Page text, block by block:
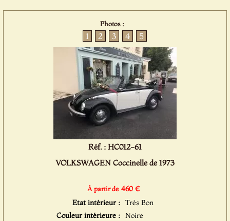
Photos :
1 2 3 4 5
Réf. : HC012-61
VOLKSWAGEN Coccinelle de 1973
À partir de 460 €
Etat intérieur : Très Bon
Couleur intérieure : Noire